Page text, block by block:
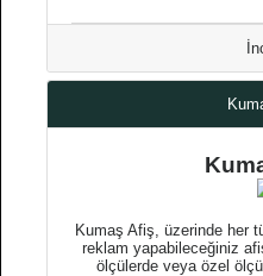
Kumaş Afiş, üzerinde her
reklam yapabileceğiniz
ölçülerde veya özel